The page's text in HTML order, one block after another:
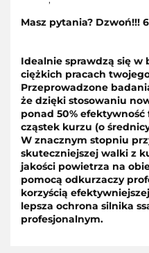
Masz pytania? Dzwoń!!!
Idealnie sprawdzą się
ciężkich pracach
Przeprowadzone
że dzięki stosowaniu
ponad 50%
cząstek kurzu (o
W znacznym stopniu
skuteczniejszej walki z
jakości powietrza na
pomocą odkurzaczy
korzyścią
lepsza ochrona silnika
profesjonalnym.